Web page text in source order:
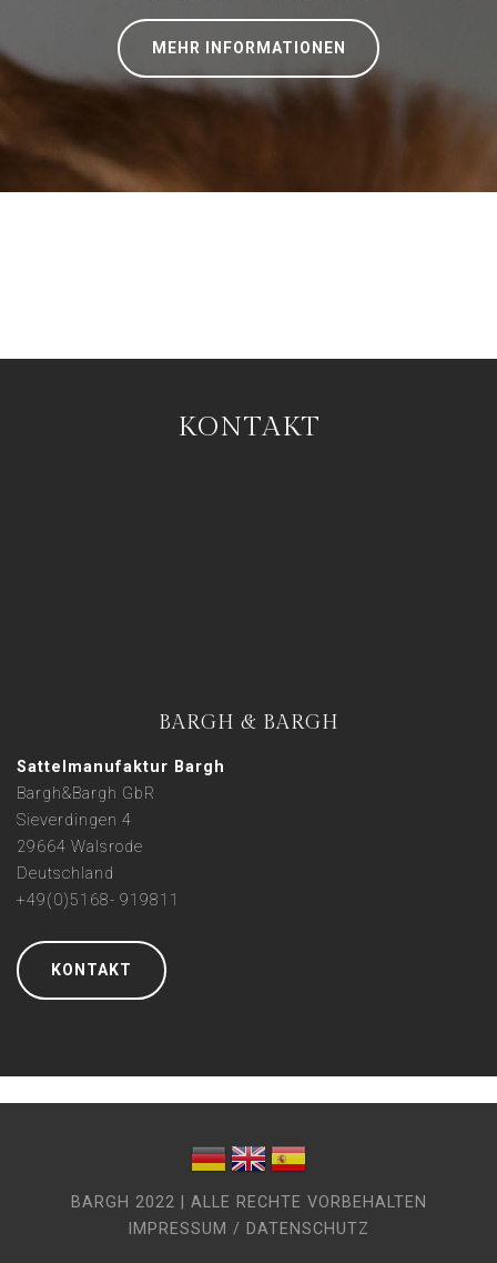
MEHR INFORMATIONEN
KONTAKT
BARGH & BARGH
Sattelmanufaktur Bargh
Bargh&Bargh GbR
Sieverdingen 4
29664 Walsrode
Deutschland
+49(0)5168- 919811
KONTAKT
BARGH 2022 | ALLE RECHTE VORBEHALTEN
IMPRESSUM / DATENSCHUTZ